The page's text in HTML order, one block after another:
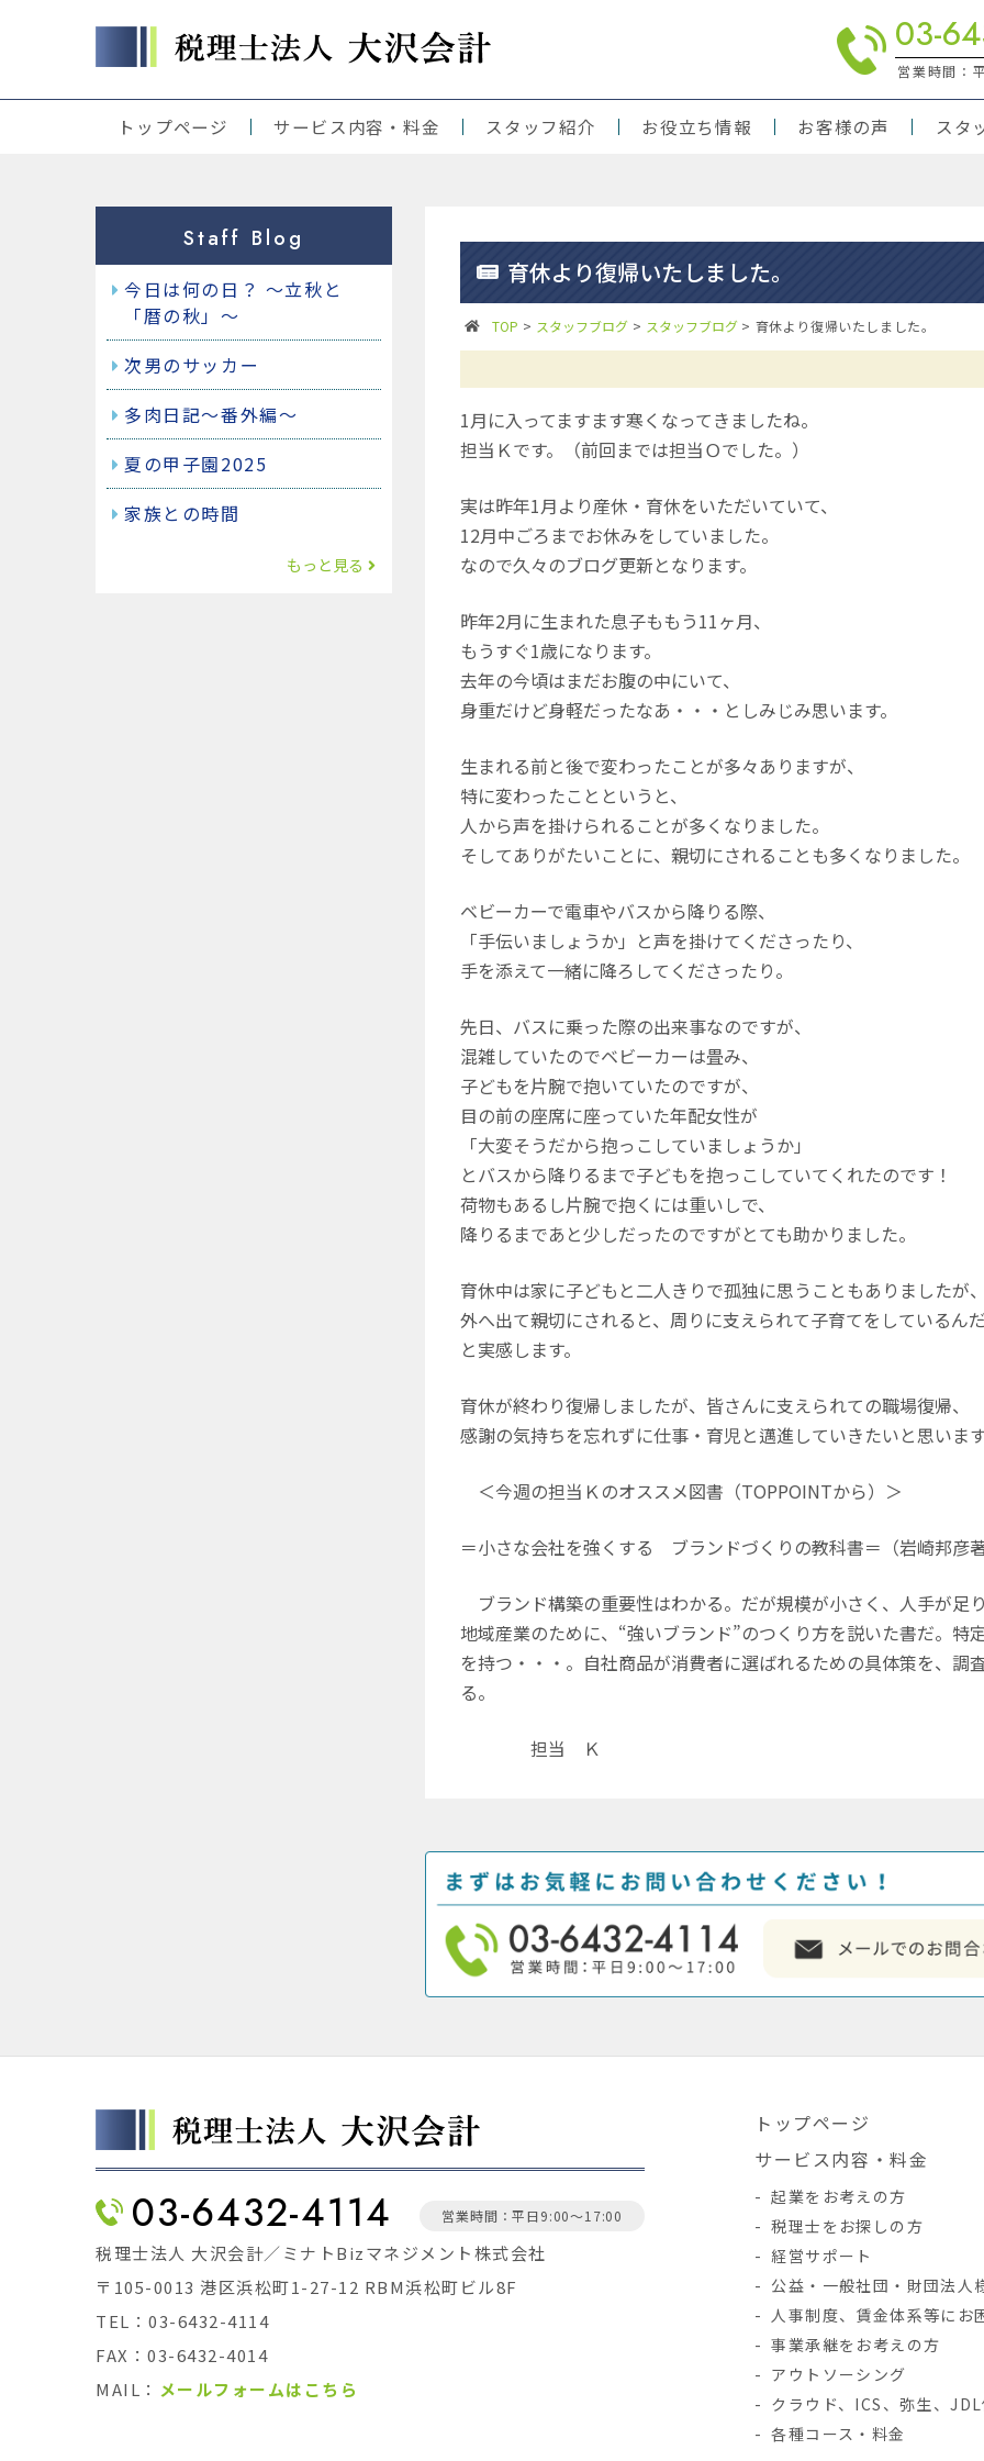
03-
営業時間：
トップページ サービス内容・料金 スタッフ紹介 お役立ち情報 お客様の声 スタ
育休より復帰いたしました。
TOP > スタッフブログ > スタッフブログ> 育休より復帰いたしました。
1月に入ってますます寒くなってきましたね。
担当Ｋです。（前回までは担当Ｏでした。）
実は昨年1月より産休・育休をいただいていて、
12月中ごろまでお休みをしていました。
なので久々のブログ更新となります。
昨年2月に生まれた息子ももう11ヶ月、
もうすぐ1歳になります。
去年の今頃はまだお腹の中にいて、
身重だけど身軽だったなあ・・・としみじみ思います。
生まれる前と後で変わったことが多々ありますが、
特に変わったことというと、
人から声を掛けられることが多くなりました。
そしてありがたいことに、親切にされることも多くなりました。
ベビーカーで電車やバスから降りる際、
「手伝いましょうか」と声を掛けてくださったり、
手を添えて一緒に降ろしてくださったり。
先日、バスに乗った際の出来事なのですが、
混雑していたのでベビーカーは畳み、
子どもを片腕で抱いていたのですが、
目の前の座席に座っていた年配女性が
「大変そうだから抱っこしていましょうか」
とバスから降りるまで子どもを抱っこしていてくれたのです！
荷物もあるし片腕で抱くには重いしで、
降りるまであと少しだったのですがとても助かりました。
育休中は家に子どもと二人きりで孤独に思うこともありましたが、
外へ出て親切にされると、周りに支えられて子育てをしているんだ
と実感します。
育休が終わり復帰しましたが、皆さんに支えられての職場復帰、
感謝の気持ちを忘れずに仕事・育児と邁進していきたいと思います
＜今週の担当Ｋのオススメ図書（TOPPOINTから）＞
＝小さな会社を強くする ブランドづくりの教科書＝（岩崎邦彦著
ブランド構築の重要性はわかる。だが規模が小さく、人手が足
地域産業のために、“強いブランド”のつくり方を説いた書だ。特
を持つ・・・。自社商品が消費者に選ばれるための具体策を、調
る。
担当 Ｋ
Staff Blog
今日は何の日？ ～立秋と
「暦の秋」～
次男のサッカー
多肉日記～番外編～
夏の甲子園2025
家族との時間
もっと見る
03-6432-4114 営業時間：平日9:00～17:00
税理士法人 大沢会計／ミナトBizマネジメント株式会社
〒105-0013 港区浜松町1-27-12 RBM浜松町ビル8F
TEL：03-6432-4114
FAX：03-6432-4014
MAIL： メールフォームはこちら
トップページ
サービス内容・料金
起業をお考えの方
税理士をお探しの方
経営サポート
公益・一般社団・財団法人
人事制度、賃金体系等にお
事業承継をお考えの方
アウトソーシング
クラウド、ICS、弥生、
各種コース・料金